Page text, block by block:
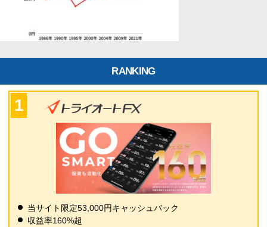
RANKING
当サイト限定53,000円キャッシュバック
収益率160%超